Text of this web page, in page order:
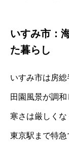
いすみ市：
た暮らし
いすみ市は房
田園風景が調
寒さは厳しくな
東京駅まで特